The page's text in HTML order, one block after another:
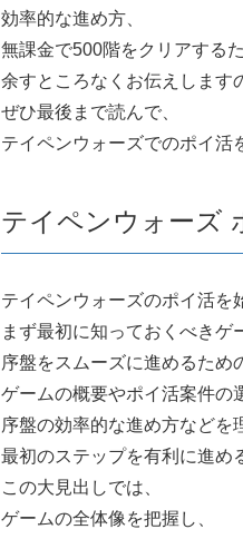
効率的な進め方、
無課金で500階をクリアする
余すところなくお伝えします
ぜひ最後まで読んで、
テイペンウォーズでのポイ活
テイペンウォーズ
テイペンウォーズのポイ活を
まず最初に知っておくべきゲ
序盤をスムーズに進めるため
ゲームの概要やポイ活案件の
序盤の効率的な進め方などを
最初のステップを有利に進め
この大見出しでは、
ゲームの全体像を把握し、